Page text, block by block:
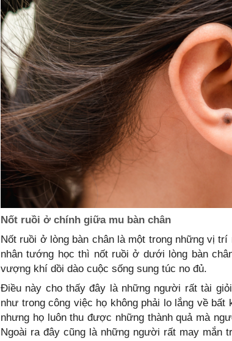
Nốt ruồi ở chính giữa mu bàn chân
Nốt ruồi ở lòng bàn chân là một trong những vị
nhân tướng học thì nốt ruồi ở dưới lòng bàn
vượng khí dồi dào cuộc sống sung túc no đủ.
Điều này cho thấy đây là những người rất tài
như trong công việc họ không phải lo lắng về
nhưng họ luôn thu được những thành quả mà
Ngoài ra đây cũng là những người rất may mắn